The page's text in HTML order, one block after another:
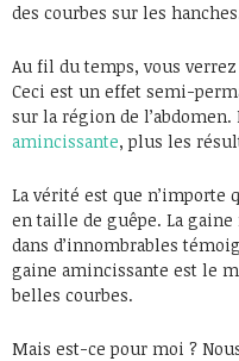
des courbes sur les
Au fil du temps, vous
Ceci est un effet semi-
sur la région de
amincissante, plus les
La vérité est que
en taille de guêpe. La
dans d’innombrables
gaine amincissante est le
belles courbes.
Mais est-ce pour moi ?